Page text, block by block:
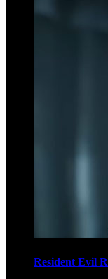
Resident Evil